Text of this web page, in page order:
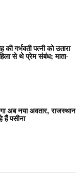
गर्भवती पत्नी को उतारा
से थे प्रेम संबंध; माता-
अब नया अवतार, राजस्थान
हैं पसीना